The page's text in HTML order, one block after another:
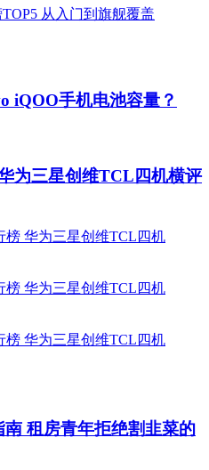
iQOO手机电池容量？
为三星创维TCL四机横评
租房青年拒绝割韭菜的